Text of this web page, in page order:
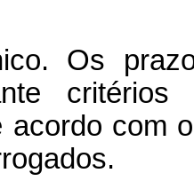
Os
acordo com